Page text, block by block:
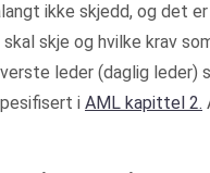
ikke skjedd, og det
skje og hvilke krav
leder (daglig leder)
i AML kapittel 2.